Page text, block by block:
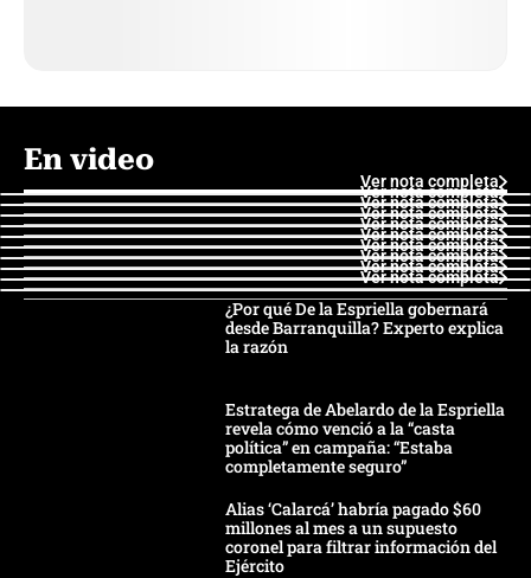
En video
Ver nota completa
Ver nota completa
Ver nota completa
Ver nota completa
Ver nota completa
Ver nota completa
Ver nota completa
Ver nota completa
Ver nota completa
Ver nota completa
¿Por qué De la Espriella gobernará
desde Barranquilla? Experto explica
la razón
Estratega de Abelardo de la Espriella
revela cómo venció a la “casta
política” en campaña: “Estaba
completamente seguro”
Alias ‘Calarcá’ habría pagado $60
millones al mes a un supuesto
coronel para filtrar información del
Ejército